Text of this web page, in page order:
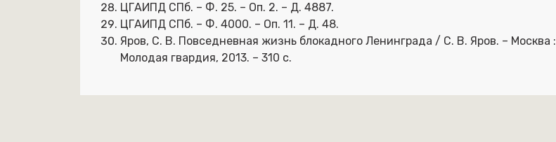
ЦГАИПД СПб. – Ф. 25. – Оп. 2. – Д. 4887.
ЦГАИПД СПб. – Ф. 4000. – Оп. 11. – Д. 48.
Яров, С. В. Повседневная жизнь блокадного Ленинграда / С. В. Яров. – Москва :
Молодая гвардия, 2013. – 310 с.